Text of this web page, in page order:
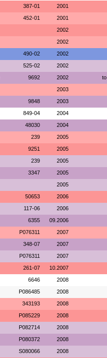
387-01 2001
452-01 2001
2002
2002
490-02 2002
525-02 2002
9692 2002
2003
9848 2003
849-04 2004
48030 2004
239 2005
9251 2005
239 2005
3347 2005
2005
50653 2006
117-06 2006
6355 09.2006
P076311 2007
348-07 2007
P076311 2007
261-07 10.2007
6646 2008
P086485 2008
343193 2008
P085229 2008
P082714 2008
P080372 2008
S080066 2008